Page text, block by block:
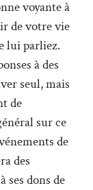
voyante à
de votre vie
lui parliez.
à des
seul, mais
de
sur ce
de
des
ses dons de